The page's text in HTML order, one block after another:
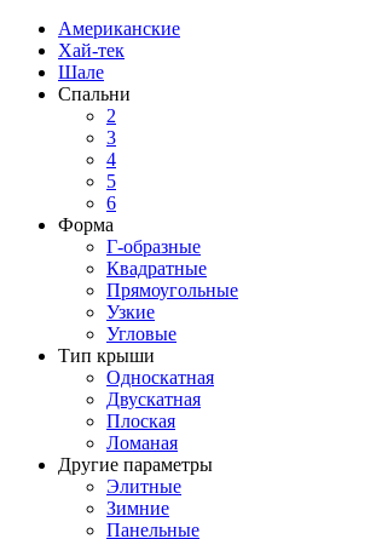
Американские
Хай-тек
Шале
Спальни
2
3
4
5
6
Форма
Г-образные
Квадратные
Прямоугольные
Узкие
Угловые
Тип крыши
Односкатная
Двускатная
Плоская
Ломаная
Другие параметры
Элитные
Зимние
Панельные